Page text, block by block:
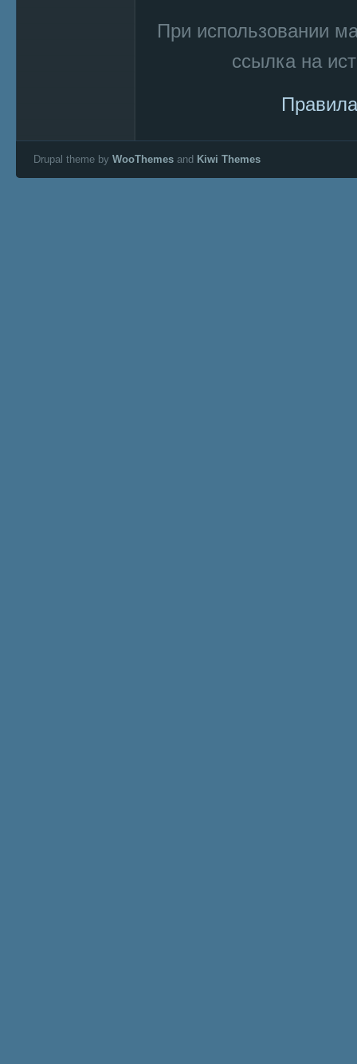
При использовании
ссылка на
Drupal theme by WooThemes and Kiwi Themes